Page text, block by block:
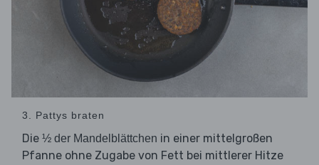
3. Pattys braten
Die ½ der Mandelblättchen in einer mittelgroßen
Pfanne ohne Zugabe von Fett bei mittlerer Hitze